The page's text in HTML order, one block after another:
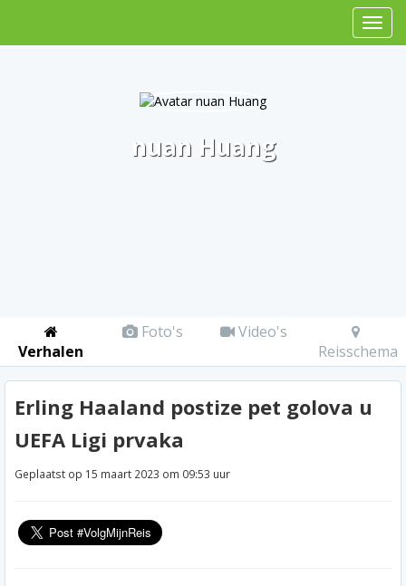
nuan Huang
Verhalen
Foto's
Video's
Reisschema
Erling Haaland postize pet golova u
UEFA Ligi prvaka
Geplaatst op 15 maart 2023 om 09:53 uur